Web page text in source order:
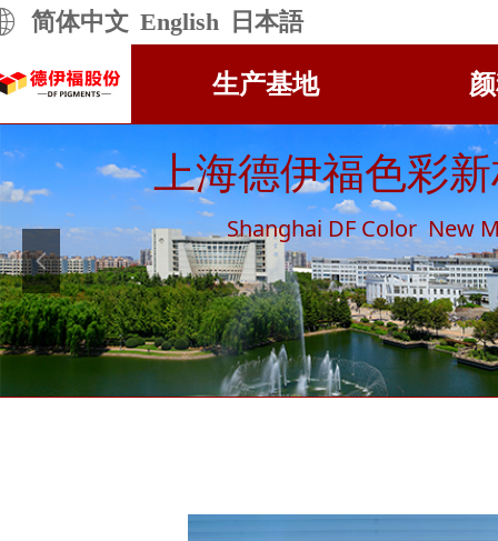
生产基地
上海德伊福色彩
Shanghai DF Color New
넳
简体中文 English 日本語